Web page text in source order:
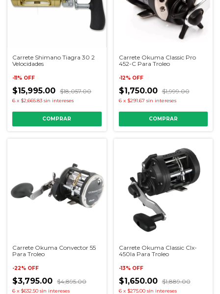
Carrete Shimano Tiagra 30 2
Velocidades
-11% OFF
$15,995.00 $18,057.00
6 x $2,665.83 sin intereses
Carrete Okuma Classic Pro
452-C Para Troleo
-12% OFF
$1,750.00 $1,999.00
6 x $291.67 sin intereses
Carrete Okuma Convector 55
Para Troleo
-22% OFF
$3,795.00 $4,895.00
6 x $632.50 sin intereses
Carrete Okuma Classic Clx-
450la Para Troleo
-13% OFF
$1,650.00 $1,889.00
6 x $275.00 sin intereses